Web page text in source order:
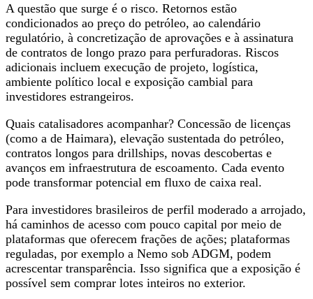
A questão que surge é o risco. Retornos estão
condicionados ao preço do petróleo, ao calendário
regulatório, à concretização de aprovações e à assinatura
de contratos de longo prazo para perfuradoras. Riscos
adicionais incluem execução de projeto, logística,
ambiente político local e exposição cambial para
investidores estrangeiros.
Quais catalisadores acompanhar? Concessão de licenças
(como a de Haimara), elevação sustentada do petróleo,
contratos longos para drillships, novas descobertas e
avanços em infraestrutura de escoamento. Cada evento
pode transformar potencial em fluxo de caixa real.
Para investidores brasileiros de perfil moderado a arrojado,
há caminhos de acesso com pouco capital por meio de
plataformas que oferecem frações de ações; plataformas
reguladas, por exemplo a Nemo sob ADGM, podem
acrescentar transparência. Isso significa que a exposição é
possível sem comprar lotes inteiros no exterior.